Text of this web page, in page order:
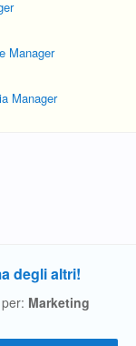
Manager
Manager
degli altri!
Marketing